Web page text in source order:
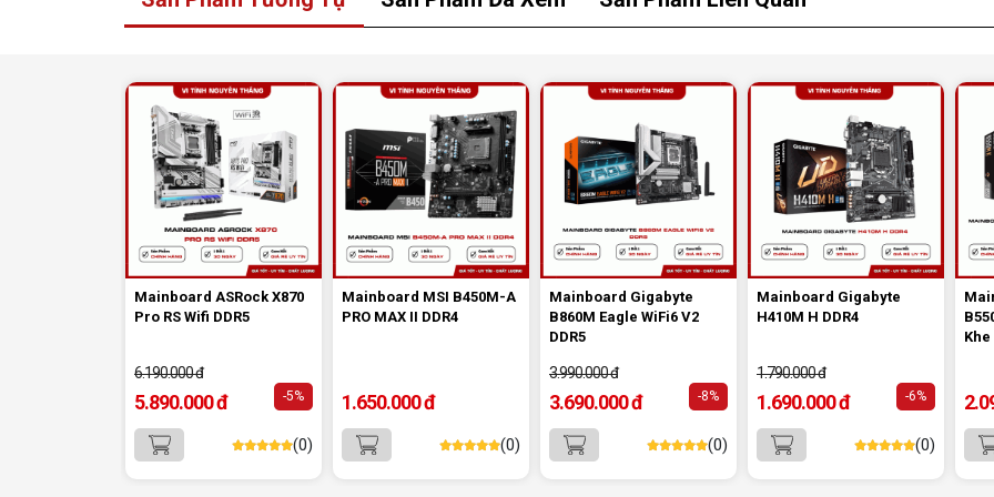
Hệ thống tản nhiệt thông minh:
Tản nhiệt MOSFET, chipset và khe M.2
được làm mát chủ động.
Giúp bo mạch hoạt động ổn định ngay
cả khi ép xung.
Mainboard Gigabyte B760M Gaming Plus Wifi 6 Gen5là lựa chọn hoàn hảo cho những ai đang tìm
Mainboard ASRock X870
Pro RS Wifi DDR5
6.190.000 đ
5.890.000 đ -5%
(0)
Mainboard MSI B450M-A
PRO MAX II DDR4
1.650.000 đ
(0)
Mainboard Gigabyte
B860M Eagle WiFi6 V2
DDR5
3.990.000 đ
3.690.000 đ -8%
(0)
Mainboard Gigabyte
H410M H DDR4
1.790.000 đ
1.690.000 đ -6%
(0)
Khe